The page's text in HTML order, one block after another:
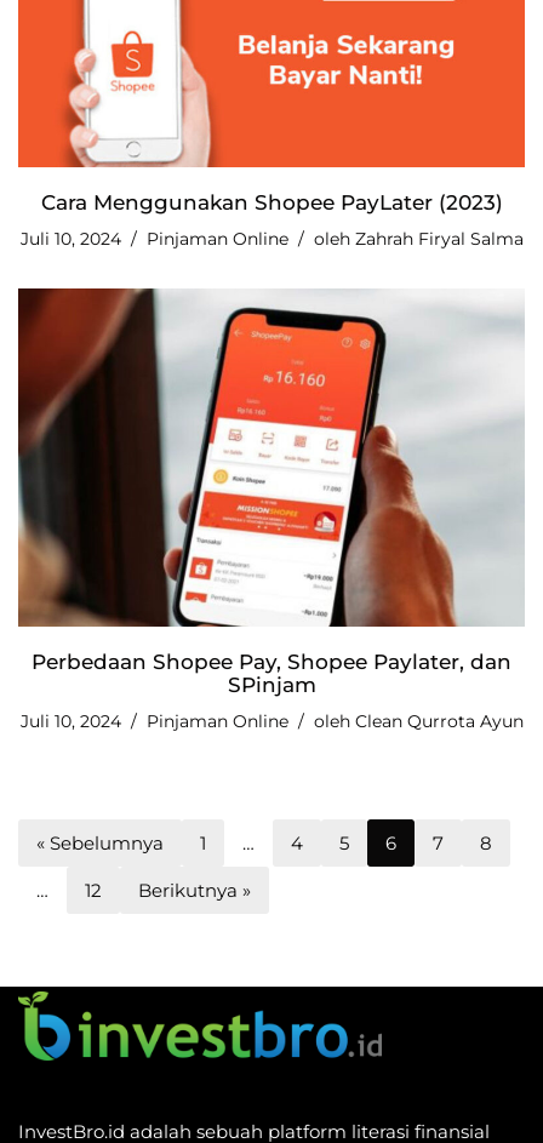
Cara Menggunakan Shopee PayLater (2023)
Juli 10, 2024 Pinjaman Online oleh Zahrah Firyal Salma
Perbedaan Shopee Pay, Shopee Paylater, dan
SPinjam
Juli 10, 2024 Pinjaman Online oleh Clean Qurrota Ayun
« Sebelumnya 1 … 4 5 6 7 8
… 12 Berikutnya »
InvestBro.id adalah sebuah platform literasi finansial